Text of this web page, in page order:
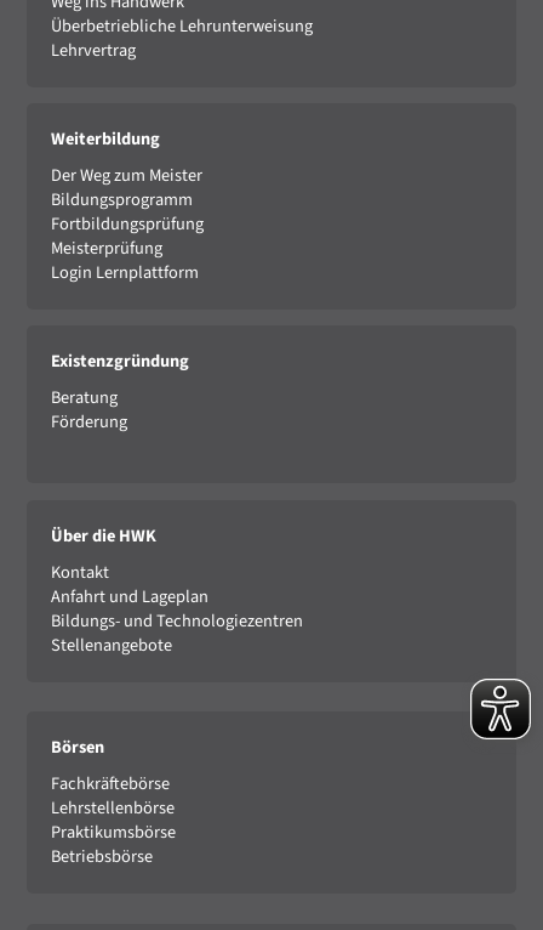
Überbetriebliche Lehrunterweisung
Lehrvertrag
Weiterbildung
Der Weg zum Meister
Bildungsprogramm
Fortbildungsprüfung
Meisterprüfung
Login Lernplattform
Existenzgründung
Beratung
Förderung
Über die HWK
Kontakt
Anfahrt und Lageplan
Bildungs- und Technologiezentren
Stellenangebote
Börsen
Fachkräftebörse
Lehrstellenbörse
Praktikumsbörse
Betriebsbörse